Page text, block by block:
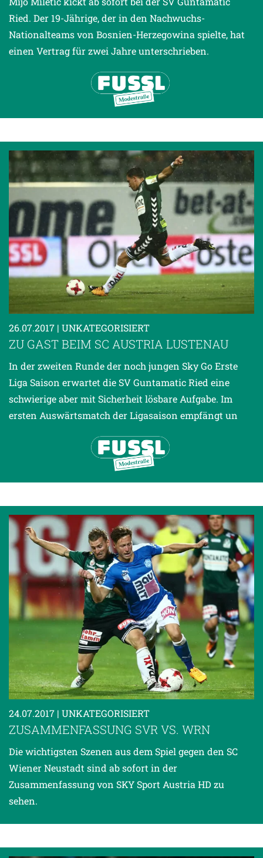
Ried. Der 19-Jährige, der in den Nachwuchs-
Nationalteams von Bosnien-Herzegowina spielte, hat
einen Vertrag für zwei Jahre unterschrieben.
26.07.2017 | UNKATEGORISIERT
ZU GAST BEIM SC AUSTRIA LUSTENAU
In der zweiten Runde der noch jungen Sky Go Erste
Liga Saison erwartet die SV Guntamatic Ried eine
schwierige aber mit Sicherheit lösbare Aufgabe. Im
ersten Auswärtsmatch der Ligasaison empfängt un
24.07.2017 | UNKATEGORISIERT
ZUSAMMENFASSUNG SVR VS. WRN
Die wichtigsten Szenen aus dem Spiel gegen den SC
Wiener Neustadt sind ab sofort in der
Zusammenfassung von SKY Sport Austria HD zu
sehen.